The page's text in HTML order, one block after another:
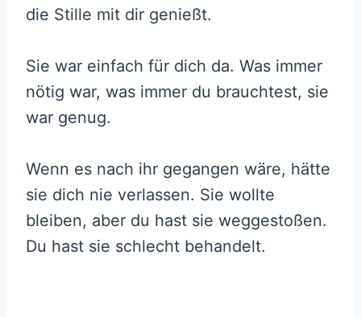
die Stille mit dir genießt.
Sie war einfach für dich da. Was immer
nötig war, was immer du brauchtest, sie
war genug.
Wenn es nach ihr gegangen wäre, hätte
sie dich nie verlassen. Sie wollte
bleiben, aber du hast sie weggestoßen.
Du hast sie schlecht behandelt.